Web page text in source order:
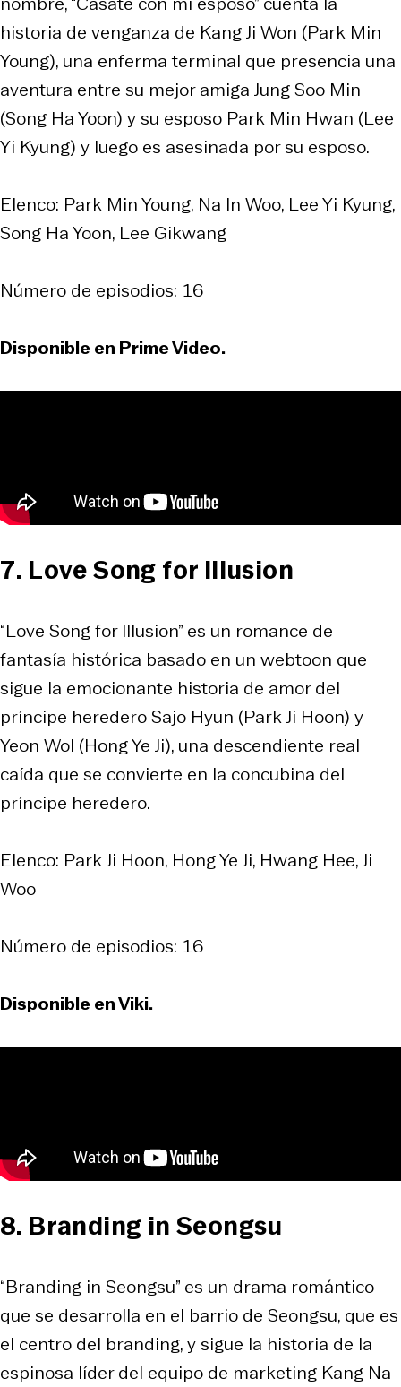
historia de venganza de Kang Ji Won (Park Min
Young), una enferma terminal que presencia una
aventura entre su mejor amiga Jung Soo Min
(Song Ha Yoon) y su esposo Park Min Hwan (Lee
Yi Kyung) y luego es asesinada por su esposo.
Elenco: Park Min Young, Na In Woo, Lee Yi Kyung,
Song Ha Yoon, Lee Gikwang
Número de episodios: 16
Disponible en Prime Video.
7. Love Song for Illusion
“Love Song for Illusion” es un romance de
fantasía histórica basado en un webtoon que
sigue la emocionante historia de amor del
príncipe heredero Sajo Hyun (Park Ji Hoon) y
Yeon Wol (Hong Ye Ji), una descendiente real
caída que se convierte en la concubina del
príncipe heredero.
Elenco: Park Ji Hoon, Hong Ye Ji, Hwang Hee, Ji
Woo
Número de episodios: 16
Disponible en Viki.
8. Branding in Seongsu
“Branding in Seongsu” es un drama romántico
que se desarrolla en el barrio de Seongsu, que es
el centro del branding, y sigue la historia de la
espinosa líder del equipo de marketing Kang Na